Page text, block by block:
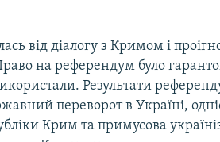
від діалогу з Кримом і
на референдум було
Результати
переворот в Україні,
Крим та примусова